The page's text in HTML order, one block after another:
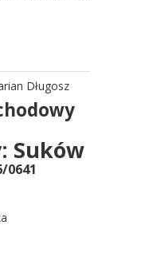
Długosz
Suków
0641